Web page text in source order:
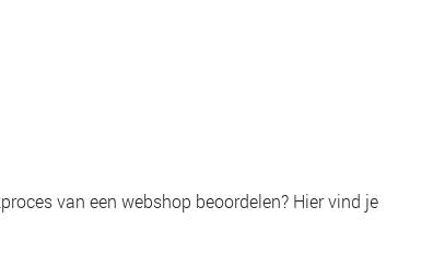
van een webshop beoordelen? Hier vind je